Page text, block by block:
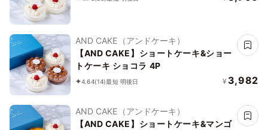
AND CAKE（アンドケーキ）
【AND CAKE】ショートケーキ&ショー
トケーキ ショコラ 4P
4.64(14)最短 明後日 ¥ 3,982
AND CAKE（アンドケーキ）
【AND CAKE】ショートケーキ&マンゴ